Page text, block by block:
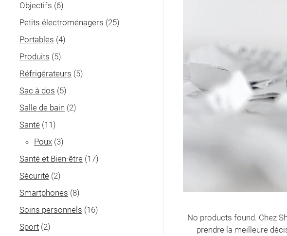
No products found. Chez
prendre la meilleure
Objectifs (6)
Petits électroménagers (25)
Portables (4)
Produits (5)
Réfrigérateurs (5)
Sac à dos (5)
Salle de bain (2)
Santé (11)
Poux (3)
Santé et Bien-être (17)
Sécurité (2)
Smartphones (8)
Soins personnels (16)
Sport (2)